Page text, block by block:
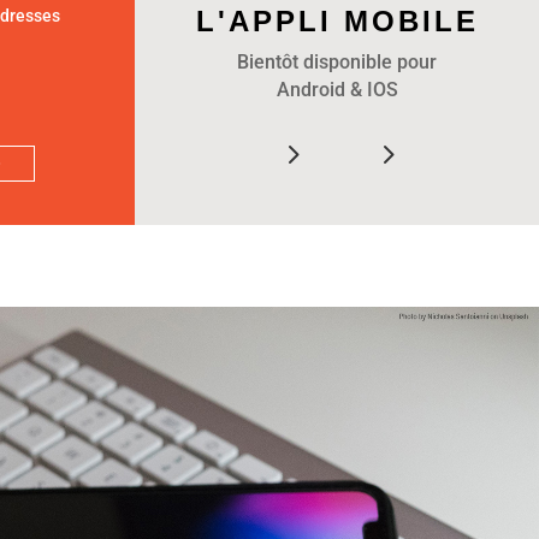
L'APPLI MOBILE
Bientôt disponible pour
Android & IOS